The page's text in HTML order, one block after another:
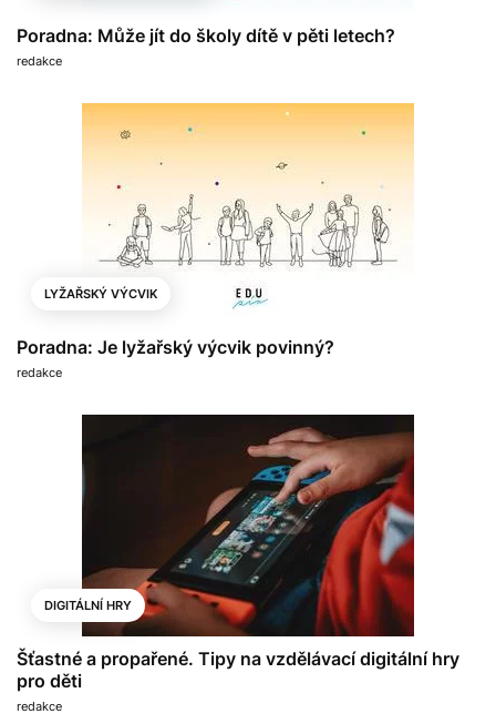
Poradna: Může jít do školy dítě v pěti letech?
redakce
LYŽAŘSKÝ VÝCVIK
Poradna: Je lyžařský výcvik povinný?
redakce
DIGITÁLNÍ HRY
Šťastné a propařené. Tipy na vzdělávací digitální hry
pro děti
redakce